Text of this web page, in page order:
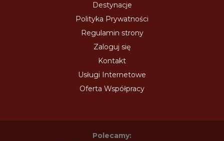
Destynacje
Polityka Prywatności
Regulamin strony
Zaloguj się
Kontakt
Usługi Internetowe
Oferta Współpracy
Polecamy: